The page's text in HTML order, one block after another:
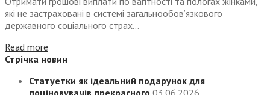
які не застраховані в системі загальнообов’язкового
державного соціального страх...
Read more
Стрічка новин
Статуетки як ідеальний подарунок для
поціновувачів прекрасного 03.06.2026